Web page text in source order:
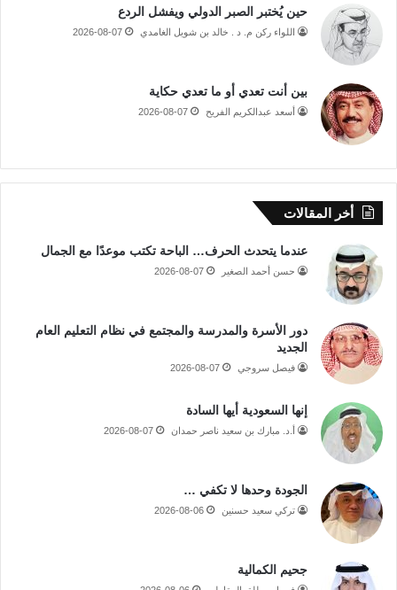
حين يُختبر الصبر الدولي ويفشل الردع
اللواء ركن م. د . خالد بن شويل الغامدي 2026-08-07
بين أنت تعدي أو ما تعدي حكاية
أسعد عبدالكريم الفريح 2026-08-07
أخر المقالات
عندما يتحدث الحرف… الباحة تكتب موعدًا مع الجمال
حسن أحمد الصغير 2026-08-07
دور الأسرة والمدرسة والمجتمع في نظام التعليم العام
الجديد
فيصل سروجي 2026-08-07
إنها السعودية أيها السادة
أ.د. مبارك بن سعيد ناصر حمدان 2026-08-07
الجودة وحدها لا تكفي …
تركي سعيد حسنين 2026-08-06
جحيم الكمالية